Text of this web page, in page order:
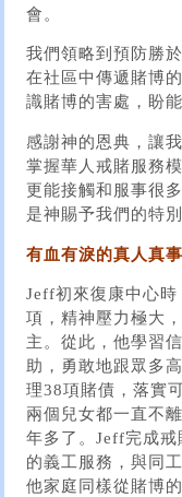
會。
我們領略到預防勝
在社區中傳遞賭博
識賭博的害處，盼
感謝神的恩典，讓
掌握華人戒賭服務
更能接觸和服事很
是神賜予我們的特別
有血有淚的真人真事
Jeff初來復康中心
項，精神壓力極大
主。從此，他學習
助，勇敢地跟眾多
理38項賭債，落實
兩個兒女都一直不
年多了。Jeff完成
的義工服務，與同
他家庭同樣從賭博